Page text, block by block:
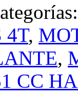
4T,
,
CC